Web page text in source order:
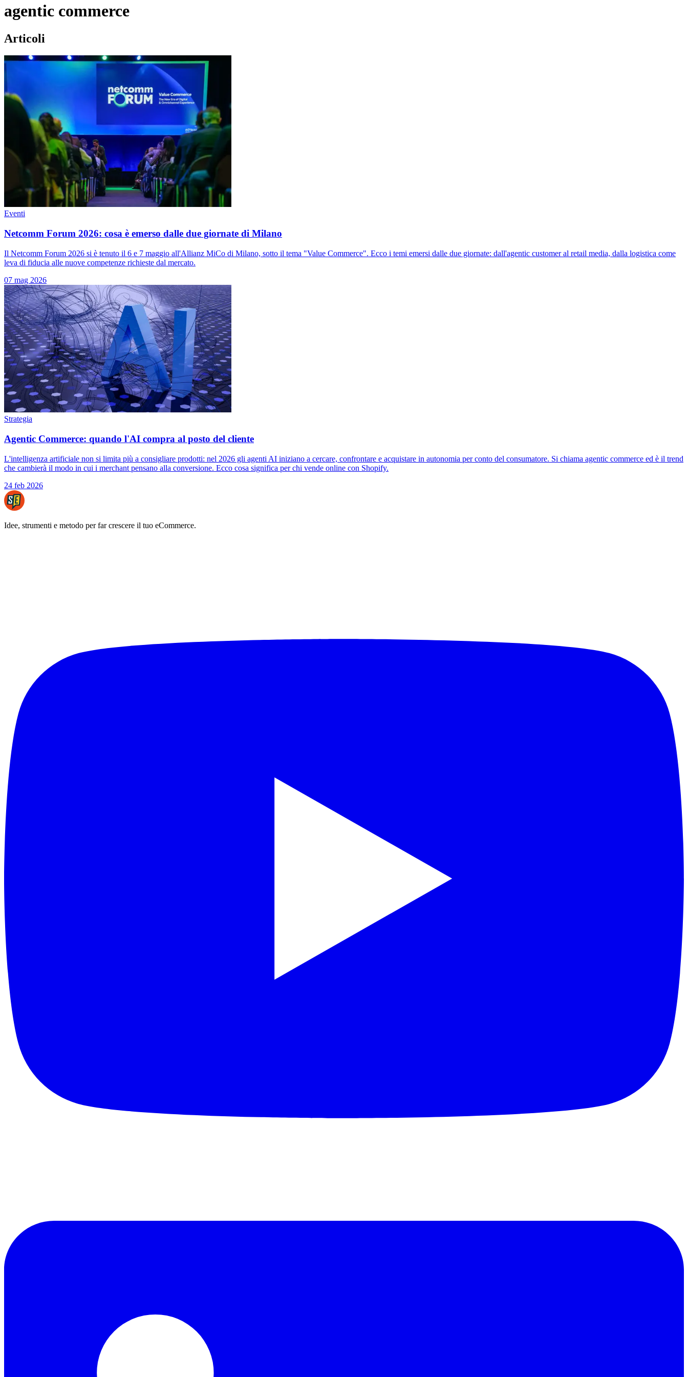
agentic commerce
Articoli
Eventi
Netcomm Forum 2026: cosa è emerso dalle due giornate di Milano
Il Netcomm Forum 2026 si è tenuto il 6 e 7 maggio all'Allianz MiCo di Milano, sotto il tema "Value Commerce". Ecco i temi emersi dalle due giornate: dall'agentic customer al retail media, dalla logistica come
leva di fiducia alle nuove competenze richieste dal mercato.
07 mag 2026
Strategia
Agentic Commerce: quando l'AI compra al posto del cliente
L'intelligenza artificiale non si limita più a consigliare prodotti: nel 2026 gli agenti AI iniziano a cercare, confrontare e acquistare in autonomia per conto del consumatore. Si chiama agentic commerce ed è il trend
che cambierà il modo in cui i merchant pensano alla conversione. Ecco cosa significa per chi vende online con Shopify.
24 feb 2026
Idee, strumenti e metodo per far crescere il tuo eCommerce.